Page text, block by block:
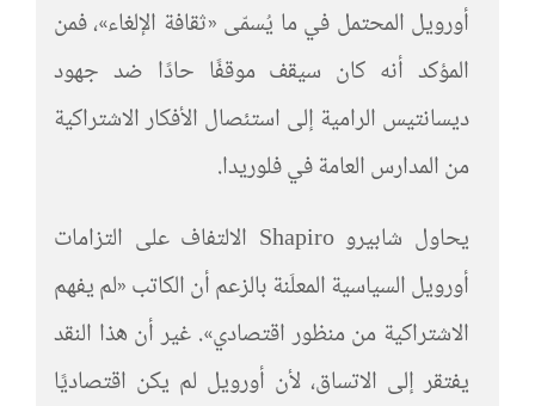
أورويل المحتمل في ما يُسمّى «ثقافة الإلغاء»، فمن
المؤكد أنه كان سيقف موقفًا حادًا ضد جهود
ديسانتيس الرامية إلى استئصال الأفكار الاشتراكية
من المدارس العامة في فلوريدا.
يحاول شابيرو Shapiro الالتفاف على التزامات
أورويل السياسية المعلَنة بالزعم أن الكاتب «لم يفهم
الاشتراكية من منظور اقتصادي». غير أن هذا النقد
يفتقر إلى الاتساق، لأن أورويل لم يكن اقتصاديًا